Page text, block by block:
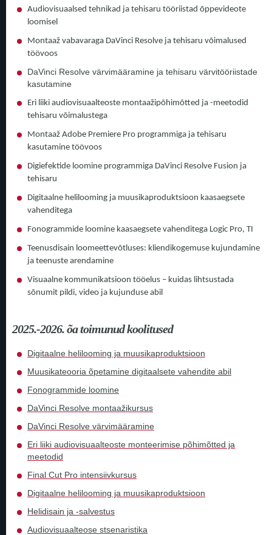
Audiovisuaalsed tehnikad ja tehisaru tööriistad õppevideote
loomisel
Montaaž vabavaraga DaVinci Resolve ja tehisaru võimalused
töövoos
DaVinci Resolve värvimääramine ja tehisaru värvitööriistade
kasutamine
Eri liiki audiovisuaalteoste montaažipõhimõtted ja -meetodid
tehisaru võimalustega
Montaaž Adobe Premiere Pro programmiga ja tehisaru
kasutamine töövoos
Digiefektide loomine programmiga DaVinci Resolve Fusion ja
tehisaru
Digitaalne helilooming ja muusikaproduktsioon kaasaegsete
vahenditega
Fonogrammide loomine kaasaegsete vahenditega Logic Pro, TI
Teenusdisain loomeettevõtluses: kliendikogemuse kujundamine
ja teenuste arendamine
Visuaalne kommunikatsioon tööelus – kuidas lihtsustada
sõnumit pildi, video ja kujunduse abil
2025.-2026. õa toimunud koolitused
Digitaalne helilooming ja muusikaproduktsioon
Muusikateooria õpetamine digitaalsete vahendite abil
Fonogrammide loomine
DaVinci Resolve montaažikursus
DaVinci Resolve värvimääramine
Eri liiki audiovisuaalteoste monteerimise põhimõtted ja
meetodid
Final Cut Pro intensiivkursus
Digitaalne helilooming ja muusikaproduktsioon
Helidisain ja -salvestus
Audiovisuaalteose stsenaristika